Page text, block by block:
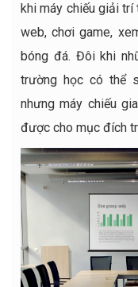
khi máy chiếu giải
web, chơi game,
bóng đá. Đôi khi
trường học có thể
nhưng máy chiếu
được cho mục đích